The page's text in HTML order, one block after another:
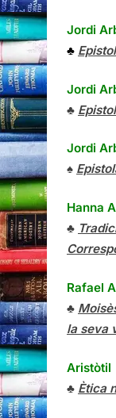
Jordi
♣
Jordi
♣
Jordi
♠
Hanna
♣
Rafael
♣
la seva
Aristòtil
♣ Ètica